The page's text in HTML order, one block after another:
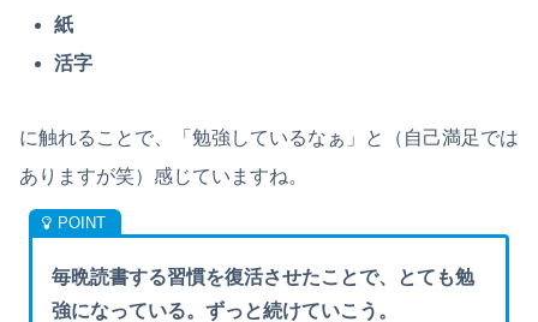
紙
活字
に触れることで、「勉強しているなぁ」と（自己満足では
ありますが笑）感じていますね。
毎晩読書する習慣を復活させたことで、とても勉
強になっている。ずっと続けていこう。